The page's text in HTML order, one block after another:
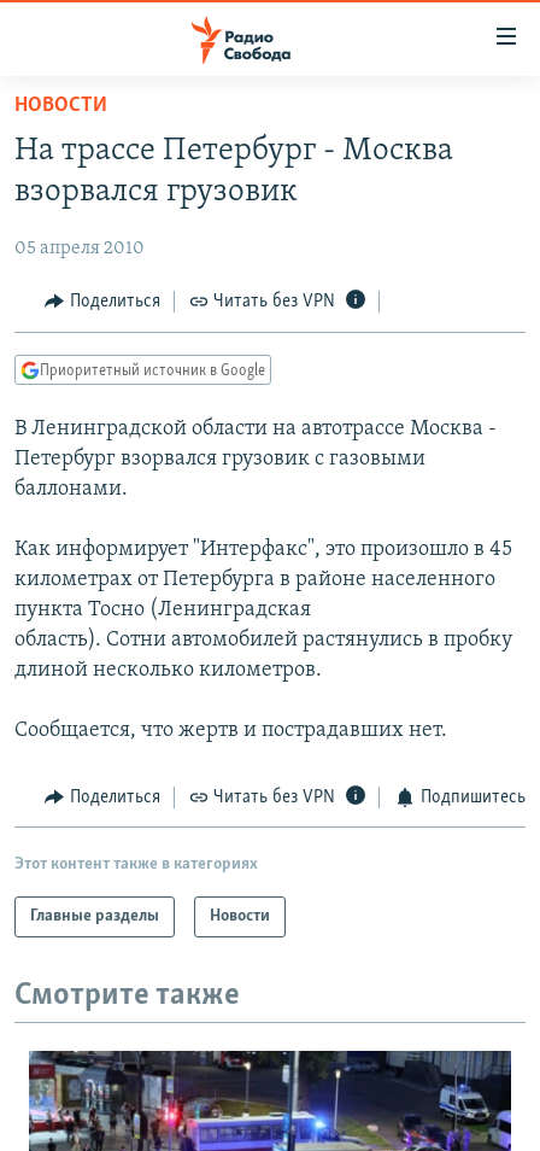
упрощенного
доступа
основному
Вернутся
главной
навигации
Вернутся
поиску
ПОДКАСТЫ
АВТОРСКИЕ ПРОЕКТЫ
ЦИТАТЫ СВОБОДЫ
МНЕНИЯ
IDEL.РЕАЛИИ
КАВКАЗ.РЕАЛИИ
СЕВЕР.РЕАЛИИ
РАСПИСАНИЕ ВЕЩАНИЯ
ПОДПИШИТЕСЬ НА РАССЫЛКУ
СОЦИАЛЬНЫЕ СЕТИ
Все сайты РСЕ/РС
НОВОСТИ
На трассе Петербург - Москва
взорвался грузовик
05 апреля 2010
Поделиться Читать без VPN
Приоритетный источник в Google
В Ленинградской области на автотрассе Москва -
Петербург взорвался грузовик с газовыми
баллонами.
Как информирует "Интерфакс", это произошло в 45
километрах от Петербурга в районе населенного
пункта Тосно (Ленинградская
область). Сотни автомобилей растянулись в пробку
длиной несколько километров.
Cообщается, что жертв и пострадавших нет.
Поделиться Читать без VPN Подпишитесь
Этот контент также в категориях
Главные разделы Новости
Смотрите также